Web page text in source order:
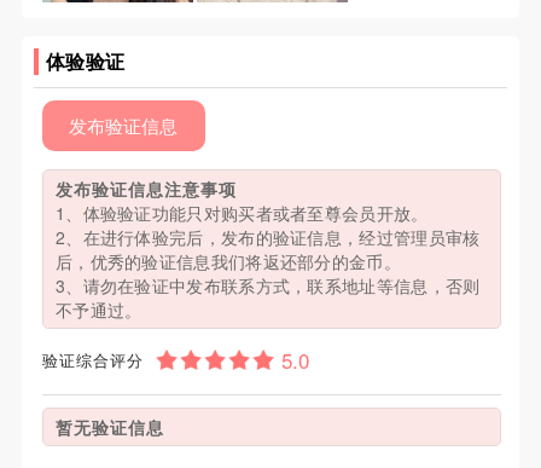
体验验证
发布验证信息
发布验证信息注意事项
1、体验验证功能只对购买者或者至尊会员开放。
2、在进行体验完后，发布的验证信息，经过管理员审核
后，优秀的验证信息我们将返还部分的金币。
3、请勿在验证中发布联系方式，联系地址等信息，否则
不予通过。
验证综合评分
暂无验证信息